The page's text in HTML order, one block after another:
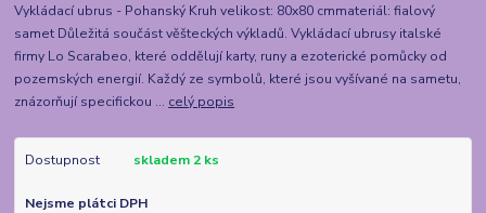
Vykládací ubrus - Pohanský Kruh velikost: 80x80 cmmateriál: fialový
samet Důležitá součást věšteckých výkladů. Vykládací ubrusy italské
firmy Lo Scarabeo, které oddělují karty, runy a ezoterické pomůcky od
pozemských energií. Každý ze symbolů, které jsou vyšívané na sametu,
znázorňují specifickou ... celý popis
Dostupnost skladem 2 ks
Nejsme plátci DPH